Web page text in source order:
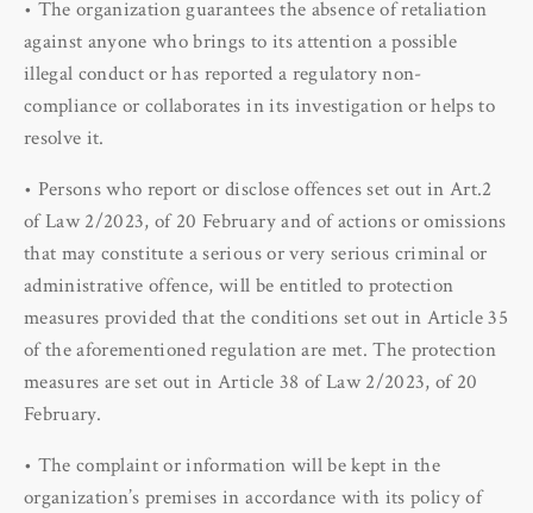
• The organization guarantees the absence of retaliation
against anyone who brings to its attention a possible
illegal conduct or has reported a regulatory non-
compliance or collaborates in its investigation or helps to
resolve it.
• Persons who report or disclose offences set out in Art.2
of Law 2/2023, of 20 February and of actions or omissions
that may constitute a serious or very serious criminal or
administrative offence, will be entitled to protection
measures provided that the conditions set out in Article 35
of the aforementioned regulation are met. The protection
measures are set out in Article 38 of Law 2/2023, of 20
February.
• The complaint or information will be kept in the
organization’s premises in accordance with its policy of